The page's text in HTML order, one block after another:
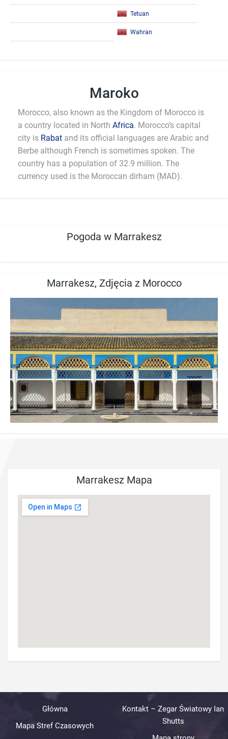
Tetuan
Wahran
Maroko
Morocco, also known as the Kingdom of Morocco is
a country located in North Africa. Morocco’s capital
city is Rabat and its official languages are Arabic and
Berbe although French is sometimes spoken. The
country has a population of 32.9 million. The
currency used is the Moroccan dirham (MAD).
Pogoda w Marrakesz
Marrakesz, Zdjęcia z Morocco
Marrakesz Mapa
Główna
Mapa Stref Czasowych
Kontakt – Zegar Światowy Ian
Shutts